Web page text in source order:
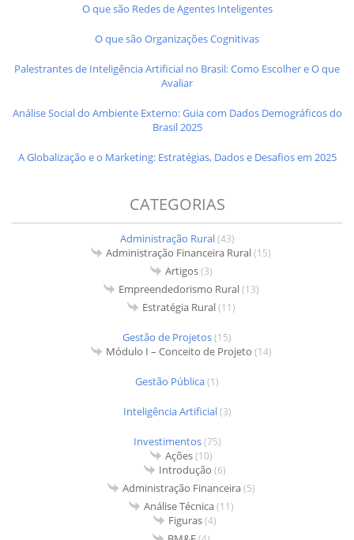
O que são Redes de Agentes Inteligentes
O que são Organizações Cognitivas
Palestrantes de Inteligência Artificial no Brasil: Como Escolher e O que
Avaliar
Análise Social do Ambiente Externo: Guia com Dados Demográficos do
Brasil 2025
A Globalização e o Marketing: Estratégias, Dados e Desafios em 2025
CATEGORIAS
Administração Rural(43)
Administração Financeira Rural(15)
Artigos(3)
Empreendedorismo Rural(13)
Estratégia Rural(11)
Gestão de Projetos(15)
Módulo I – Conceito de Projeto (14)
Gestão Pública(1)
Inteligência Artificial(3)
Investimentos(75)
Ações(10)
Introdução (6)
Administração Financeira(5)
Análise Técnica(11)
Figuras(4)